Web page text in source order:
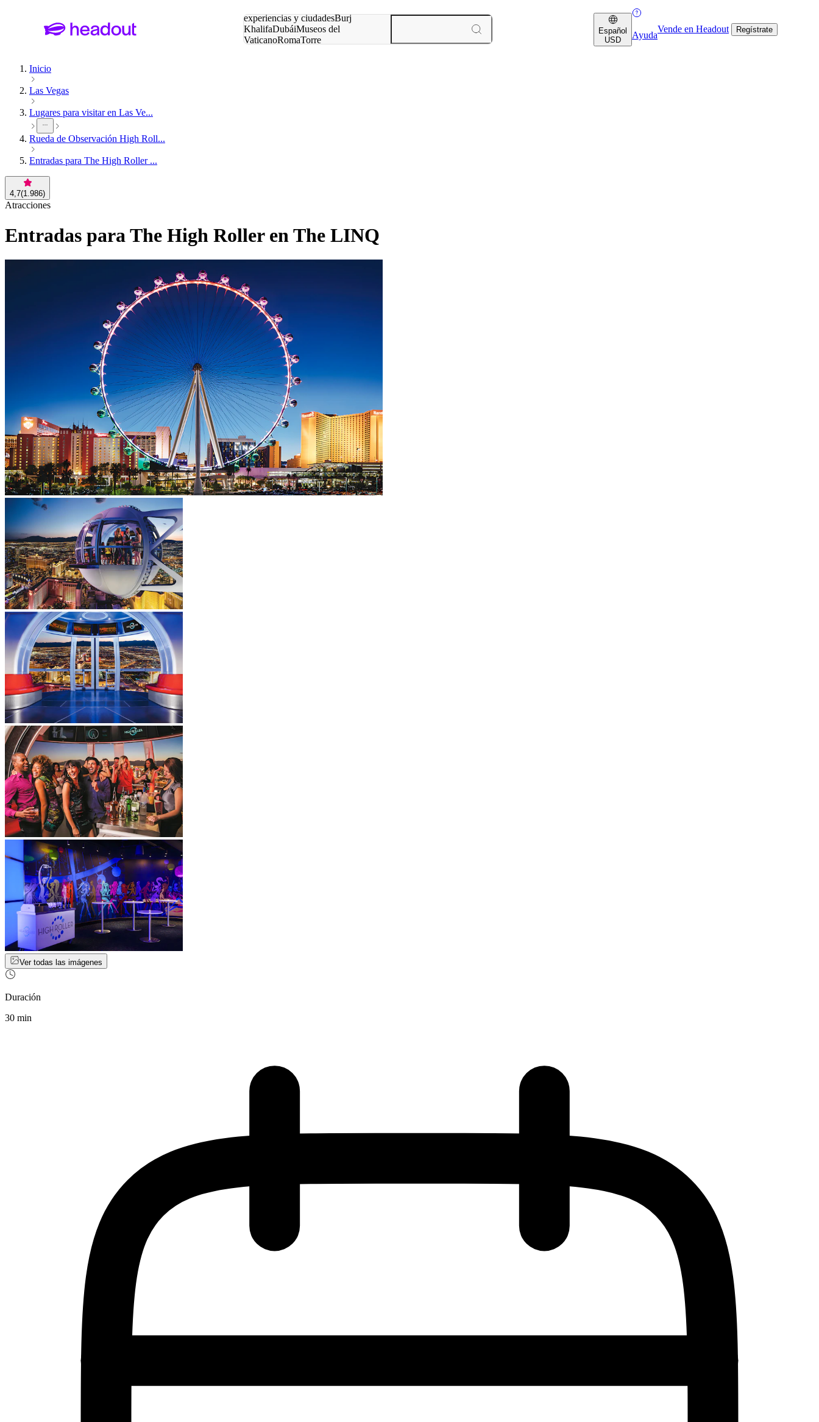
experiencias y ciudadesBurj
KhalifaDubáiMuseos del
VaticanoRomaTorre
Español
USD
Ayuda
Vende en Headout Regístrate
Inicio
Las Vegas
Lugares para visitar en Las Ve...
Rueda de Observación High Roll...
Entradas para The High Roller ...
4,7(1.986)
Atracciones
Entradas para The High Roller en The LINQ
Ver todas las imágenes
Duración
30 min